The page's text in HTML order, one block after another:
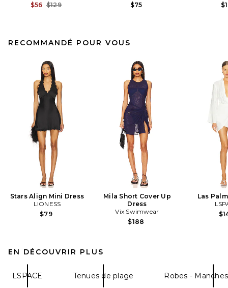
$56 Previous price:
$129
$75
RECOMMANDÉ POUR VOUS
Stars Align Mini Dress
LIONESS
$79
Mila Short Cover Up
Dress
Vix Swimwear
$188
Las
EN DÉCOUVRIR PLUS
LSPACE Tenues de plage Robes -